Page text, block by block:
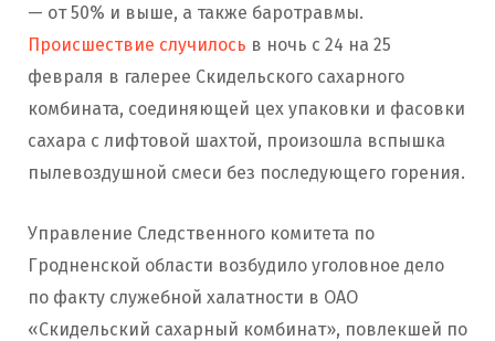
— от 50% и выше, а также баротравмы.
Происшествие случилось в ночь с 24 на 25
февраля в галерее Скидельского сахарного
комбината, соединяющей цех упаковки и фасовки
сахара с лифтовой шахтой, произошла вспышка
пылевоздушной смеси без последующего горения.
Управление Следственного комитета по
Гродненской области возбудило уголовное дело
по факту служебной халатности в ОАО
«Скидельский сахарный комбинат», повлекшей по